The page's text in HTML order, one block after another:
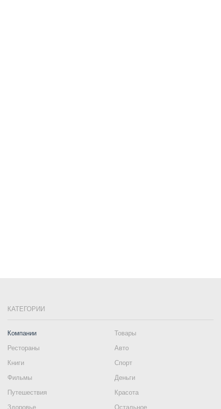
КАТЕГОРИИ
Компании
Товары
Рестораны
Авто
Книги
Спорт
Фильмы
Деньги
Путешествия
Красота
Здоровье
Остальное